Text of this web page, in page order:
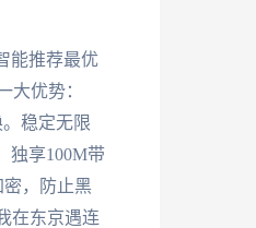
能推荐最优
优势：
稳定无限
独享100M带
，防止黑
在东京遇连